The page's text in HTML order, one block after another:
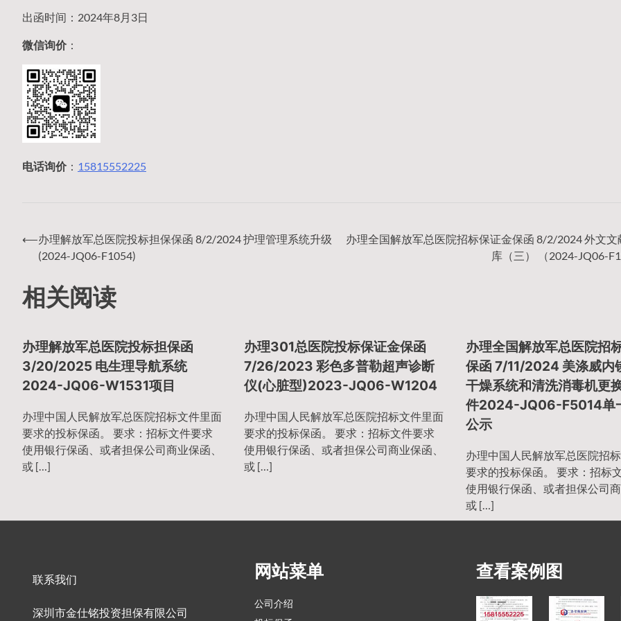
出函时间：2024年8月3日
微信询价：
电话询价： 15815552225
文
章
导
航
⟵办理解放军总医院投标担保保函 8/2/2024 护理管理系统升级
(2024-JQ06-F1054)
办理全国解放军总医院招标保证金保函 8/2/2024 外文文
库（三） （2024-JQ06-
相关阅读
办理解放军总医院投标担保函
3/20/2025 电生理导航系统
2024-JQ06-W1531项目
办理中国人民解放军总医院招标文件里面
要求的投标保函。 要求：招标文件要求
使用银行保函、或者担保公司商业保函、
或 […]
办理301总医院投标保证金保函
7/26/2023 彩色多普勒超声诊断
仪(心脏型)2023-JQ06-W1204
办理中国人民解放军总医院招标文件里面
要求的投标保函。 要求：招标文件要求
使用银行保函、或者担保公司商业保函、
或 […]
办理全国解放军总医院招
保函 7/11/2024 美涤威内
干燥系统和清洗消毒机更
件2024-JQ06-F5014单
公示
办理中国人民解放军总医院招
要求的投标保函。 要求：招标
使用银行保函、或者担保公司商
或 […]
联系我们
深圳市金仕铭投资担保有限公司
网站菜单
公司介绍
查看案例图